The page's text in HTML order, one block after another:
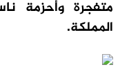
متفجرة وأحزمة
المملكة.